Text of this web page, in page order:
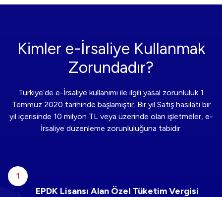
Kimler e-İrsaliye Kullanmak
Zorundadır?
Türkiye’de e-İrsaliye kullanımı ile ilgili yasal zorunluluk 1
Temmuz 2020 tarihinde başlamıştır. Bir yıl Satış hasılatı bir
yıl içerisinde 10 milyon TL veya üzerinde olan işletmeler, e-
İrsaliye düzenleme zorunluluğuna tabidir.
1
EPDK Lisansı Alan Özel Tüketim Vergisi